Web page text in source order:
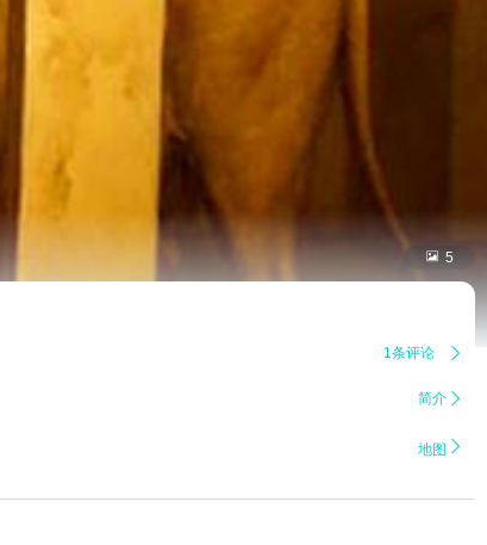
 5
1条评论 
简介 
地图 